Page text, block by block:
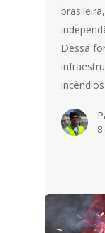
Dessa